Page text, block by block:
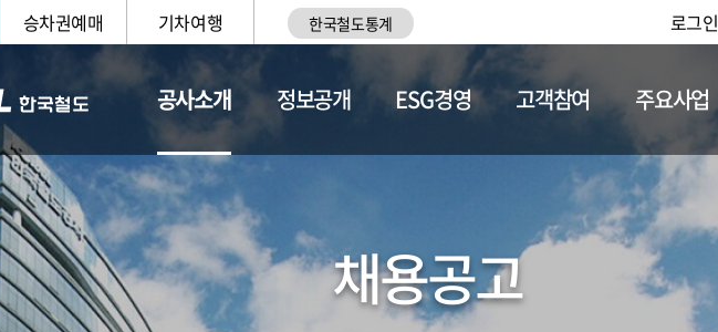
승차권예매 기차여행 한국철도통계 로그인
공사소개
일반현황 채용정보
정보공개 ESG경영 고객참여 주요사업
채용공고